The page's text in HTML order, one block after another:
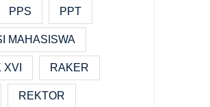
PPS PPT
MAHASISWA
XVI RAKER
REKTOR